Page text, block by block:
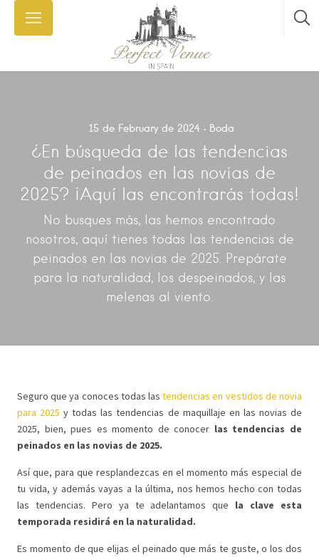
15 de February de 2024 Boda
¿En búsqueda de las tendencias
de peinados en las novias de
2025? ¡Aquí las encontrarás todas!
No busques más, las hemos encontrado
nosotros, aquí tienes todas las tendencias de
peinados en las novias de 2025. Prepárate
para la naturalidad, los despeinados, y las
melenas al viento.
Seguro que ya conoces todas las tendencias en vestidos de novia
para 2025 y todas las tendencias de maquillaje en las novias de
2025, bien, pues es momento de conocer las tendencias de
peinados en las novias de 2025.
Así que, para que resplandezcas en el momento más especial de
tu vida, y además vayas a la última, nos hemos hecho con todas
las tendencias. Pero ya te adelantamos que la clave esta
temporada residirá en la naturalidad.
Es momento de que elijas el peinado que más te guste, o los dos